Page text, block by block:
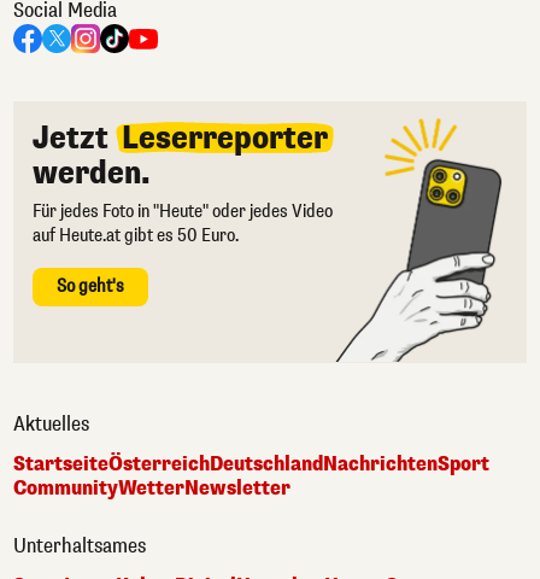
Social Media
Jetzt Leserreporter
werden.
Für jedes Foto in "Heute" oder jedes Video
auf Heute.at gibt es 50 Euro.
So geht's
Aktuelles
StartseiteÖsterreichDeutschlandNachrichtenSport
CommunityWetterNewsletter
Unterhaltsames